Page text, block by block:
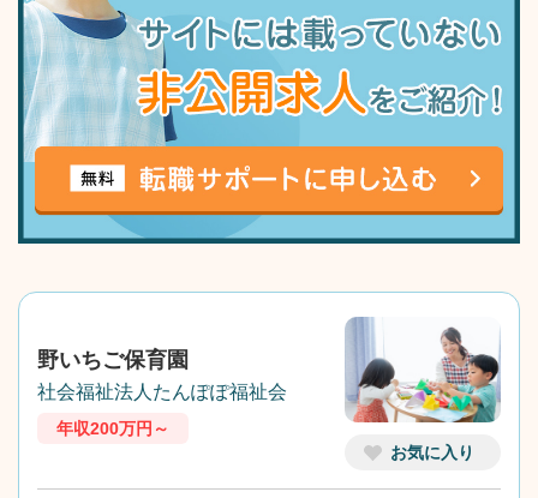
お気に入り
野いちご保育園
社会福祉法人たんぽぽ福祉会
年収200万円～